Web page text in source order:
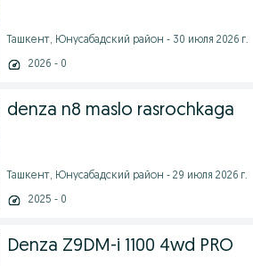
Ташкент, Юнусабадский район - 30 июля 2026 г.
2026 - 0
denza n8 maslo rasrochkaga
Ташкент, Юнусабадский район - 29 июля 2026 г.
2025 - 0
Denza Z9DM-i 1100 4wd PRO